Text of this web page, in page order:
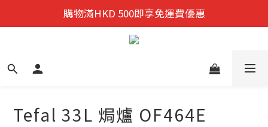
迎新禮遇:  新會員首次購物 尊享全單9折優惠!
購物滿HKD 500即享免運費優惠
迎新禮遇:  新會員首次購物 尊享全單9折優惠!
Tefal 33L 焗爐 OF464E